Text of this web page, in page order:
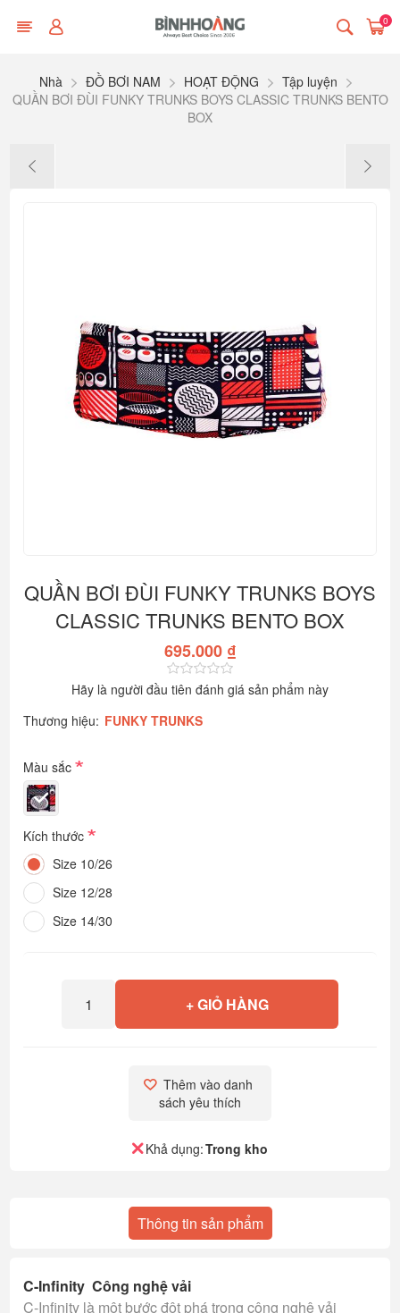
0
Nhà ĐỒ BƠI NAM HOẠT ĐỘNG
Tập luyện
QUẦN BƠI ĐÙI FUNKY TRUNKS BOYS CLASSIC TRUNKS BENTO
BOX
QUẦN BƠI ĐÙI FUNKY TRUNKS BOYS
CLASSIC TRUNKS BENTO BOX
695.000 ₫
Hãy là người đầu tiên đánh giá sản phẩm này
Thương hiệu: FUNKY TRUNKS
Màu sắc*
Kích thước*
Size 10/26
Size 12/28
Size 14/30
+ GIỎ HÀNG
Thêm vào danh
sách yêu thích
Khả dụng:Trong kho
Thông tin sản phẩm
C-Infinity Công nghệ vải
C-Infinity là một bước đột phá trong công nghệ vải